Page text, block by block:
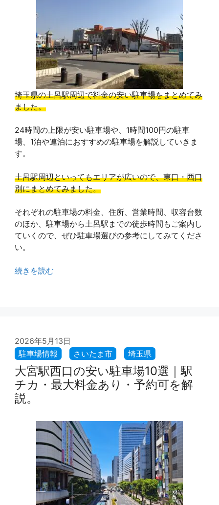
埼玉県の土呂駅周辺で料金の安い駐車場をまとめてみ
ました。
24時間の上限が安い駐車場や、1時間100円の駐車
場、1泊や連泊におすすめの駐車場を解説していきま
す。
土呂駅周辺といってもエリアが広いので、東口・西口
別にまとめてみました。
それぞれの駐車場の料金、住所、営業時間、収容台数
のほか、駐車場から土呂駅までの徒歩時間もご案内し
ていくので、ぜひ駐車場選びの参考にしてみてくださ
い。
続きを読む
2026年5月13日
大宮駅西口の安い駐車場10選｜駅
チカ・最大料金あり・予約可を解
説。